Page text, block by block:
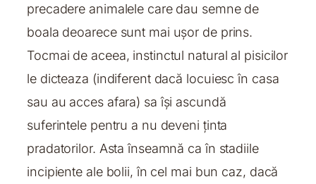
precadere animalele care dau semne de
boala deoarece sunt mai ușor de prins.
Tocmai de aceea, instinctul natural al pisicilor
le dicteaza (indiferent dacă locuiesc în casa
sau au acces afara) sa își ascundă
suferintele pentru a nu deveni ținta
pradatorilor. Asta înseamnă ca în stadiile
incipiente ale bolii, în cel mai bun caz, dacă